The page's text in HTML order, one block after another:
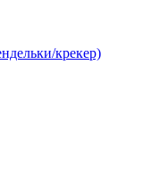
крекер)